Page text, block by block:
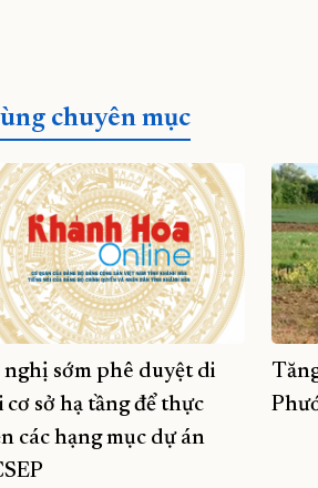
chuyên mục
sớm phê duyệt di
cơ sở hạ tầng để thực
các hạng mục dự án